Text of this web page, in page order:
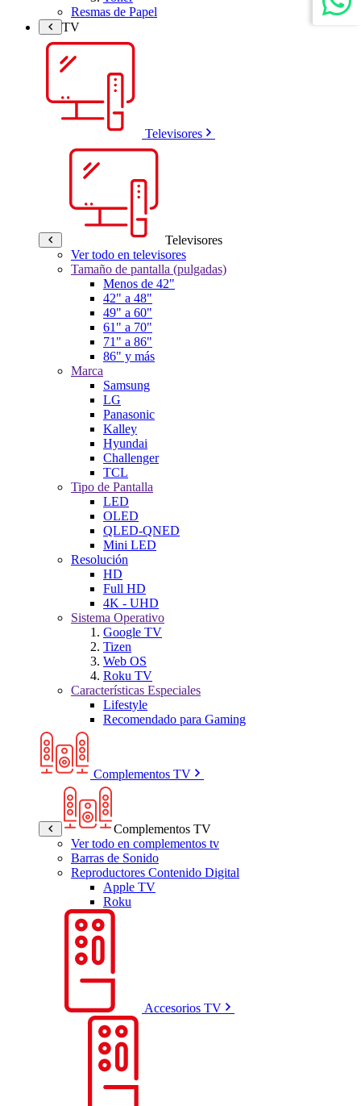
Resmas de Papel
TV
Televisores
Televisores
Ver todo en televisores
Tamaño de pantalla (pulgadas)
Menos de 42"
42" a 48"
49" a 60"
61" a 70"
71" a 86"
86" y más
Marca
Samsung
LG
Panasonic
Kalley
Hyundai
Challenger
TCL
Tipo de Pantalla
LED
OLED
QLED-QNED
Mini LED
Resolución
HD
Full HD
4K - UHD
Sistema Operativo
Google TV
Tizen
Web OS
Roku TV
Características Especiales
Lifestyle
Recomendado para Gaming
Complementos TV
Complementos TV
Ver todo en complementos tv
Barras de Sonido
Reproductores Contenido Digital
Apple TV
Roku
Accesorios TV